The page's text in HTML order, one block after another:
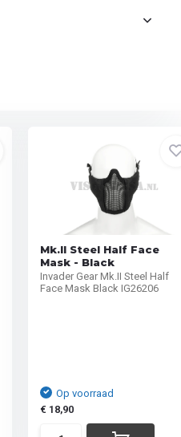
Mk.II Steel Half Face
Mask - Black
Invader Gear Mk.II Steel Half
Face Mask Black IG26206
Op voorraad
€ 18,90